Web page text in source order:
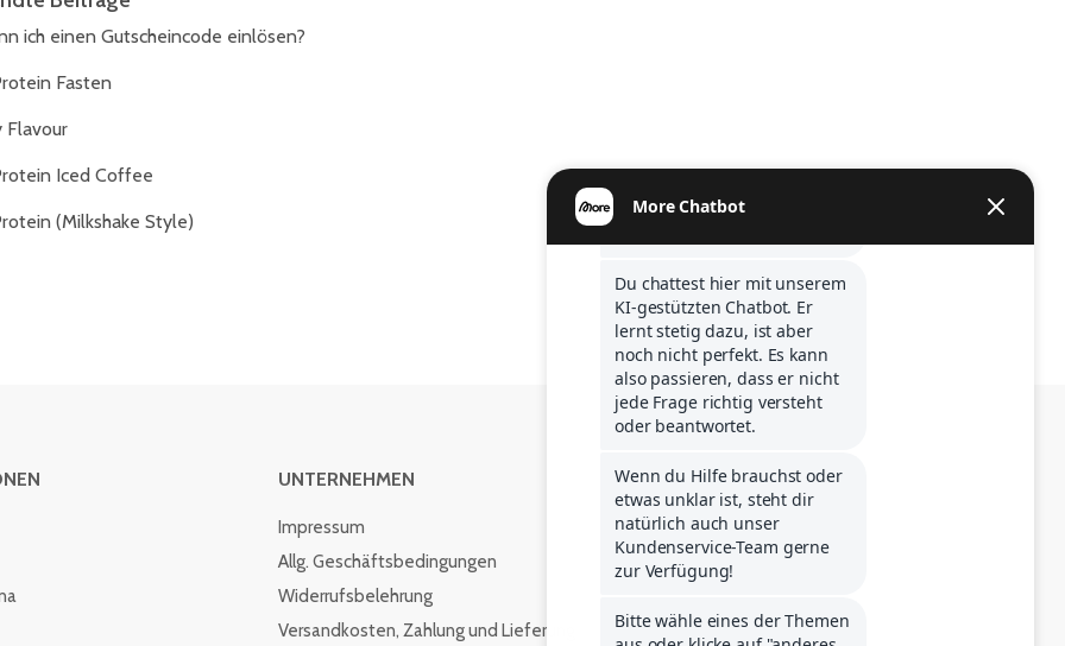
ich einen Gutscheincode einlösen?
Fasten
Flavour
Iced Coffee
(Milkshake Style)
UNTERNEHMEN
Impressum
Allg. Geschäftsbedingungen
Widerrufsbelehrung
Versandkosten, Zahlung und Lieferung